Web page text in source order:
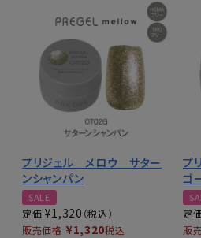
プリジェル メロウ サター
ンシャンパン
SALE
定価 ¥1,320
販売価格 ¥1,320税込
プ
ゴ
定
販